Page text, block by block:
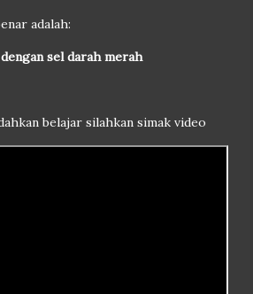
adalah:
sel darah merah
belajar silahkan simak video